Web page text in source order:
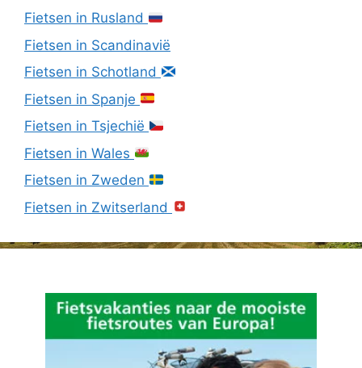
Fietsen in Rusland
Fietsen in Scandinavië
Fietsen in Schotland
Fietsen in Spanje
Fietsen in Tsjechië
Fietsen in Wales
Fietsen in Zweden
Fietsen in Zwitserland